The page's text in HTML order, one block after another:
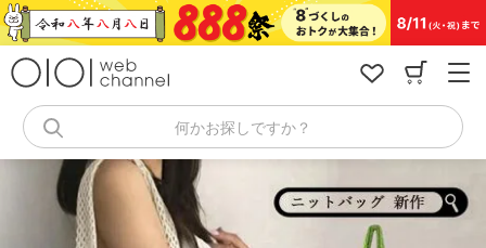
コ
ン
キ
何かお探しですか？